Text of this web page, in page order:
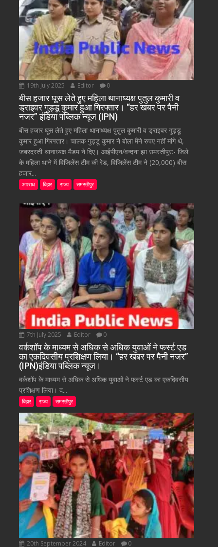
19th July 2025 Editor 0
बीस हजार घूस लेते हुए महिला थानाध्यक्ष पुतुल कुमारी व
ड्राइवर गुड्डू कुमार हुआ गिरफ्तार। “हर खबर पर पैनी
नजर” इंडिया पब्लिक न्यूज (IPN)
बीस हजार घूस लेते हुए महिला थानाध्यक्ष पुतुल कुमारी व ड्राइवर गुड्डू
कुमार हुआ गिरफ्तार। चालक गुड्डू कुमार ने बोला मैंने रुपए नहीं मांगे थे,
जबरदस्ती थानाध्यक्ष मैडम ने दिए। आईपीएन/वन्दना झा समस्तीपुर:- जिले
के महिला थाने में विजिलेंस टीम की रेड, विजिलेंस टीम ने (20,000) बीस
हजार...
अपराध बिहार राज्य समस्तीपुर
7th July 2025 Editor 0
वर्कशॉप के माध्यम से अधिक से अधिक युवाओं ने फर्स्ट एड
का एकदिवसीय प्रशिक्षण लिया। “हर खबर पर पैनी नजर”
(IPN)इंडिया पब्लिक न्यूज।
वर्कशॉप के माध्यम से अधिक से अधिक युवाओं ने फर्स्ट एड का एकदिवसीय
प्रशिक्षण लिया। द...
बिहार राज्य समस्तीपुर
20th September 2024 Editor 0